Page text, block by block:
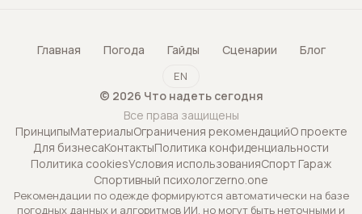
Главная Погода Гайды Сценарии Блог
EN
© 2026 Что надеть сегодня
Все права защищены
ПринципыМатериалыОграничения рекомендацийО проекте
Для бизнесаКонтактыПолитика конфиденциальности
Политика cookiesУсловия использованияСпорт Гараж
Спортивный психологzerno.one
Рекомендации по одежде формируются автоматически на базе
погодных данных и алгоритмов ИИ, но могут быть неточными и